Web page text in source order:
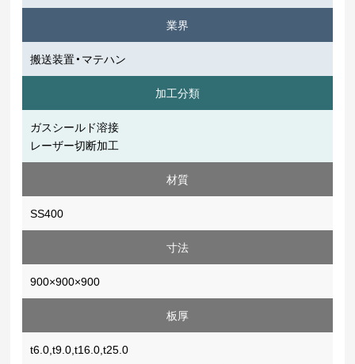
業界
搬送装置・マテハン
加工分類
ガスシールド溶接
レーザー切断加工
材質
SS400
寸法
900×900×900
板厚
t6.0,t9.0,t16.0,t25.0